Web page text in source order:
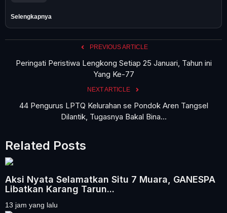
Selengkapnya
PREVIOUS ARTICLE
Peringati Peristiwa Lengkong Setiap 25 Januari, Tahun ini
Yang Ke-77
NEXT ARTICLE
44 Pengurus LPTQ Kelurahan se Pondok Aren Tangsel
Dilantik, Tugasnya Bakal Bina...
Related Posts
Aksi Nyata Selamatkan Situ 7 Muara, GANESPA
Libatkan Karang Tarun...
13 jam yang lalu